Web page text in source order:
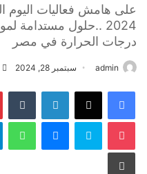
على هامش فعاليات
2024 ..حلول مستدامة
درجات الحرارة في مصر
admin سبتمبر 28, 2024
فيسبوك لينكدإن
سكايب واتساب